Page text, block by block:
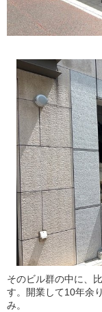
そのビル群の中に、
す。開業して10年余
み。